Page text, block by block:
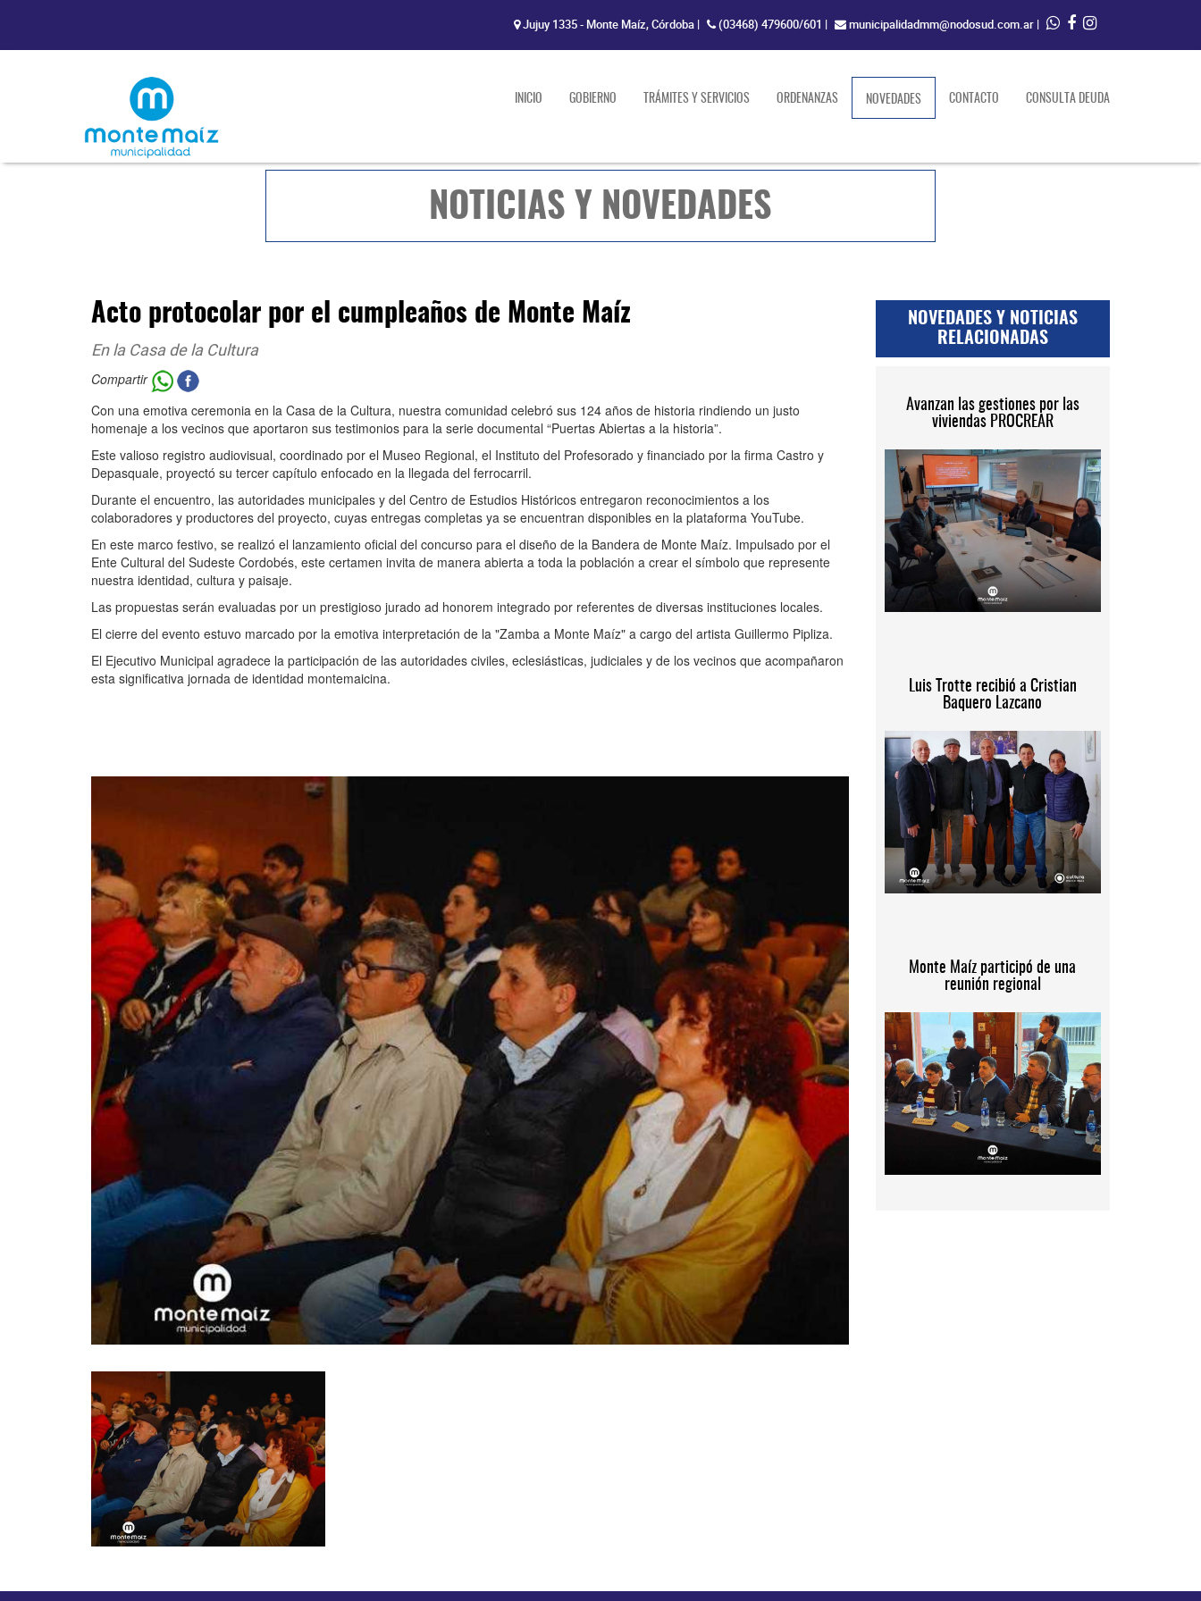
Jujuy 1335 - Monte Maíz, Córdoba | (03468) 479600/601 | municipalidadmm@nodosud.com.ar |
INICIO GOBIERNO TRÁMITES Y SERVICIOS ORDENANZAS NOVEDADES(current)CONTACTO CONSULTA DEUDA
NOTICIAS Y NOVEDADES
Acto protocolar por el cumpleaños de Monte Maíz
En la Casa de la Cultura
Compartir
Con una emotiva ceremonia en la Casa de la Cultura, nuestra comunidad celebró sus 124 años de historia rindiendo un justo
homenaje a los vecinos que aportaron sus testimonios para la serie documental “Puertas Abiertas a la historia”.
Este valioso registro audiovisual, coordinado por el Museo Regional, el Instituto del Profesorado y financiado por la firma Castro y
Depasquale, proyectó su tercer capítulo enfocado en la llegada del ferrocarril.
Durante el encuentro, las autoridades municipales y del Centro de Estudios Históricos entregaron reconocimientos a los
colaboradores y productores del proyecto, cuyas entregas completas ya se encuentran disponibles en la plataforma YouTube.
En este marco festivo, se realizó el lanzamiento oficial del concurso para el diseño de la Bandera de Monte Maíz. Impulsado por el
Ente Cultural del Sudeste Cordobés, este certamen invita de manera abierta a toda la población a crear el símbolo que represente
nuestra identidad, cultura y paisaje.
Las propuestas serán evaluadas por un prestigioso jurado ad honorem integrado por referentes de diversas instituciones locales.
El cierre del evento estuvo marcado por la emotiva interpretación de la "Zamba a Monte Maíz" a cargo del artista Guillermo Pipliza.
El Ejecutivo Municipal agradece la participación de las autoridades civiles, eclesiásticas, judiciales y de los vecinos que acompañaron
esta significativa jornada de identidad montemaicina.
NOVEDADES Y NOTICIAS
RELACIONADAS
Avanzan las gestiones por las
viviendas PROCREAR
Luis Trotte recibió a Cristian
Baquero Lazcano
Monte Maíz participó de una
reunión regional